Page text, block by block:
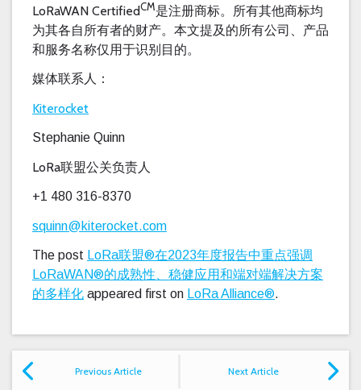
LoRaWAN CertifiedCM是注册商标。所有其他商标均
为其各自所有者的财产。本文提及的所有公司、产品
和服务名称仅用于识别目的。
媒体联系人：
Kiterocket
Stephanie Quinn
LoRa联盟公关负责人
+1 480 316-8370
squinn@kiterocket.com
The post LoRa联盟®在2023年度报告中重点强调
LoRaWAN®的成熟性、稳健应用和端对端解决方案
的多样化 appeared first on LoRa Alliance®.
Previous Article Next Article